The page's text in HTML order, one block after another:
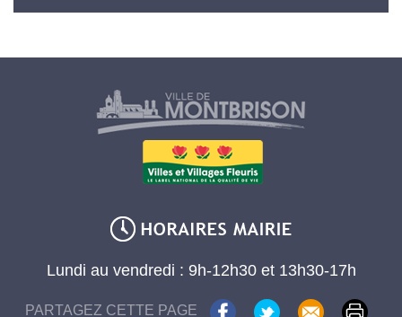
Lundi au vendredi : 9h-12h30 et 13h30-17h
PARTAGEZ CETTE PAGE